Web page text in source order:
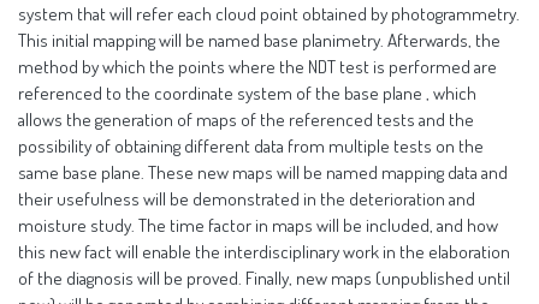
system that will refer each cloud point obtained by photogrammetry.
This initial mapping will be named base planimetry. Afterwards, the
method by which the points where the NDT test is performed are
referenced to the coordinate system of the base plane , which
allows the generation of maps of the referenced tests and the
possibility of obtaining different data from multiple tests on the
same base plane. These new maps will be named mapping data and
their usefulness will be demonstrated in the deterioration and
moisture study. The time factor in maps will be included, and how
this new fact will enable the interdisciplinary work in the elaboration
of the diagnosis will be proved. Finally, new maps (unpublished until